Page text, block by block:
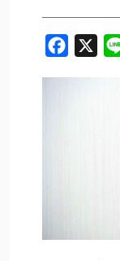
Facebook
X